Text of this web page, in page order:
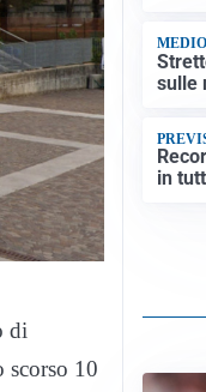
di
scorso 10
sulle
in